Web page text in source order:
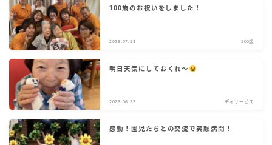
100歳のお祝いをしました！
2026.07.13 100歳
明日天気にしておくれ〜
2026.06.22 デイサービス
感動！園児たちとの交流で笑顔満開！